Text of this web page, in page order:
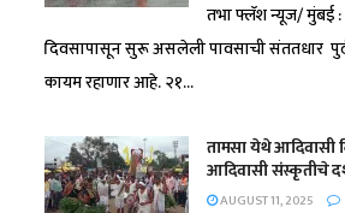
तभा फ्लॅश न्यूज/ मुंबई :
दिवसापासून सुरू असलेली पावसाची संततधार
कायम रहाणार आहे. २१...
तामसा येथे आदिवासी
आदिवासी संस्कृतीचे
AUGUST 11, 2025